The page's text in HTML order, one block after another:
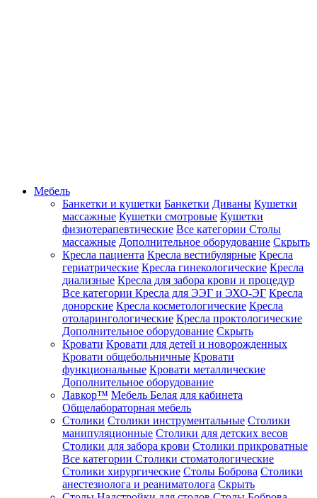
Мебель
Банкетки и кушетки Банкетки Диваны Кушетки
массажные Кушетки смотровые Кушетки
физиотерапевтические Все категории Столы
массажные Дополнительное оборудование Скрыть
Кресла пациента Кресла вестибулярные Кресла
гериатрические Кресла гинекологические Кресла
диализные Кресла для забора крови и процедур
Все категории Кресла для ЭЭГ и ЭХО-ЭГ Кресла
донорские Кресла косметологические Кресла
отоларингологические Кресла проктологические
Дополнительное оборудование Скрыть
Кровати Кровати для детей и новорожденных
Кровати общебольничные Кровати
функциональные Кровати металлические
Дополнительное оборудование
Лавкор™ Мебель Белая для кабинета
Общелабораторная мебель
Столики Столики инструментальные Столики
манипуляционные Столики для детских весов
Столики для забора крови Столики прикроватные
Все категории Столики стоматологические
Столики хирургические Столы Боброва Столики
анестезиолога и реаниматолога Скрыть